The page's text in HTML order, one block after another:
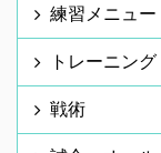
練習メニュー
トレーニング
戦術